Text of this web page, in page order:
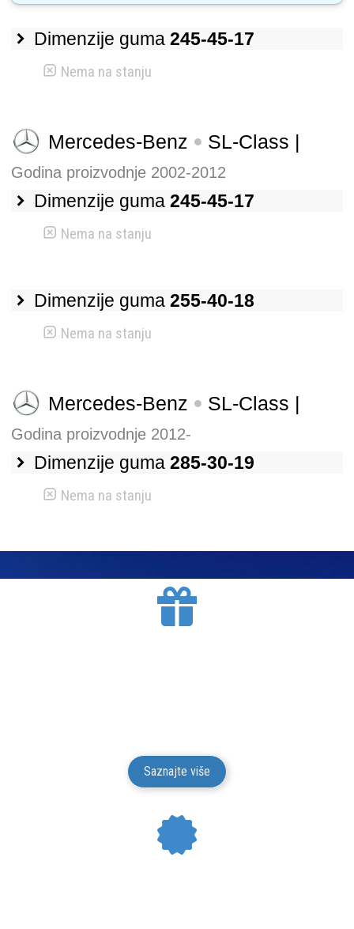
Dimenzije guma 245-45-17
Nema na stanju
Mercedes-Benz SL-Class |
Godina proizvodnje 2002-2012
Dimenzije guma 245-45-17
Nema na stanju
Dimenzije guma 255-40-18
Nema na stanju
Mercedes-Benz SL-Class |
Godina proizvodnje 2012-
Dimenzije guma 285-30-19
Nema na stanju
Saznajte više